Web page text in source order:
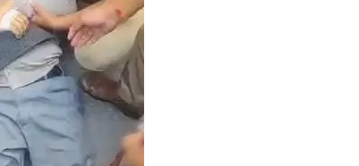
About
Contact us
Privacy Policy
Terms and Conditions